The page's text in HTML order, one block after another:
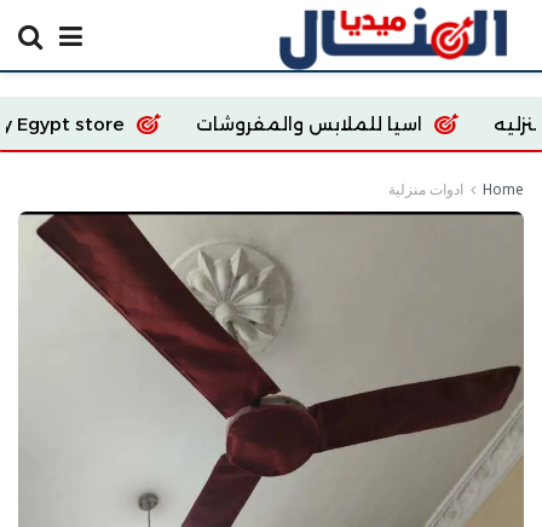
اسيا للملابس والمفروشات Ecoway Egypt store
Home ادوات منزلية